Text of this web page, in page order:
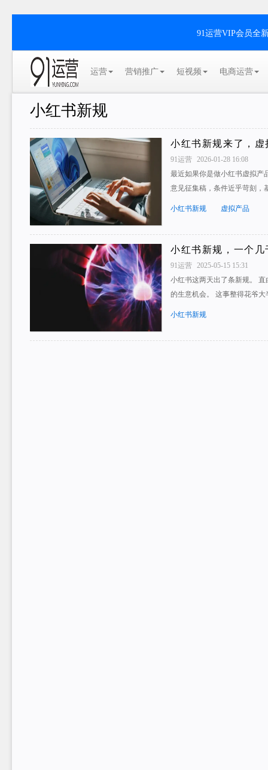
91运营VIP会员全
运营 营销推广 短视频 电商运营
小红书新规
小红书新规来了，
91运营 2026-01-28 16:08
最近如果你是做小红书虚拟产
意见征集稿，条件近乎苛刻
小红书新规 虚拟产品
小红书新规，一个
91运营 2025-05-15 15:31
小红书这两天出了条新规。
的生意机会。 这事整得花爷
小红书新规